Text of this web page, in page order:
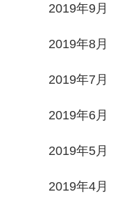
2019年9月
2019年8月
2019年7月
2019年6月
2019年5月
2019年4月